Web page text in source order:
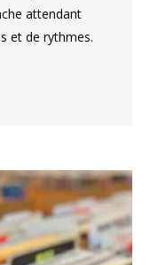
attendant
et de rythmes.